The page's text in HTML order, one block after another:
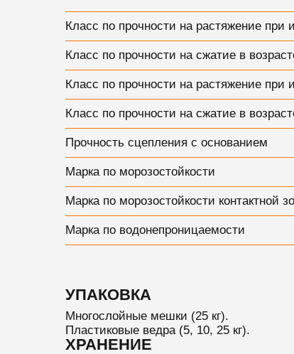
Класс по прочности на растяжение при
Класс по прочности на сжатие в
Класс по прочности на растяжение при
Класс по прочности на сжатие в
Прочность сцепления с основанием
Марка по морозостойкости
Марка по морозостойкости контактной
Марка по водонепроницаемости
УПАКОВКА
Многослойные мешки (25 кг).
Пластиковые ведра (5, 10, 25 кг).
ХРАНЕНИЕ